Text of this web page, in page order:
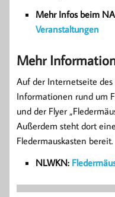
Mehr Infos beim
Veranstaltungen
Mehr
Auf der Internetseite
Informationen rund um
und der Flyer
Außerdem steht dort
Fledermauskasten bereit.
NLWKN: